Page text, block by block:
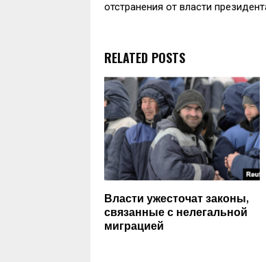
отстранения от власти
RELATED POSTS
Власти ужесточат законы,
связанные с нелегальной
миграцией